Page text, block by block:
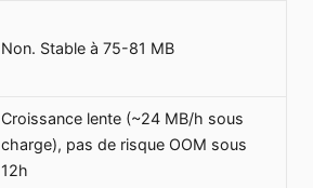
Non. Stable à 75-81 MB
Croissance lente (~24 MB/h sous
charge), pas de risque OOM sous
12h